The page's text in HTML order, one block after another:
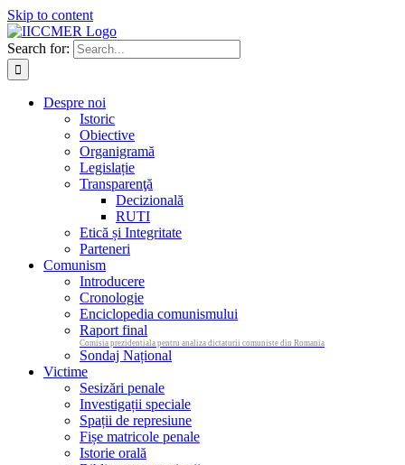
Skip to content
Search for:
Despre noi
Istoric
Obiective
Organigramă
Legislație
Transparenţă
Decizională
RUTI
Etică și Integritate
Parteneri
Comunism
Introducere
Cronologie
Enciclopedia comunismului
Raport final
Comisia prezidentiala pentru analiza dictaturii comuniste din Romania
Sondaj Național
Victime
Sesizări penale
Investigații speciale
Spații de represiune
Fișe matricole penale
Istorie orală